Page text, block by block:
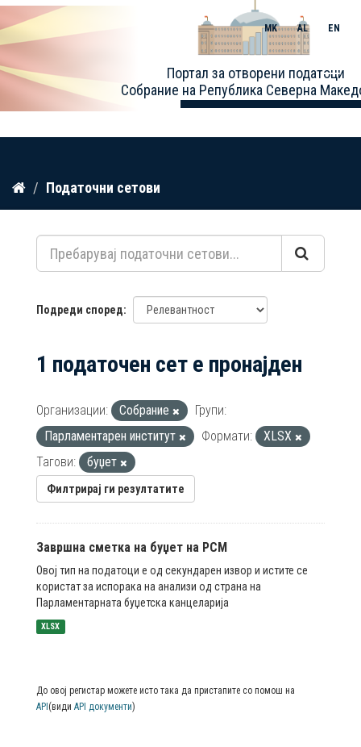
Прескокнете
содржина
Портал за отворени податоци
Собрание на Република Северна
MK AL EN
Toggle
Податочни сетови
Подреди според
1 податочен сет е пронајден
Организации: Собрание
Групи:
Парламентарен институт
Формати:
XLSX
Тагови:
буџет
Филтрирај ги резултатите
Завршна сметка на буџет на РСМ
Овој тип на податоци е од секундарен извор и истите се
користат за испорака на анализи од страна на
Парламентарната буџетска канцеларија
XLSX
До овој регистар можете исто така да пристапите со помош на
API (види API документи)